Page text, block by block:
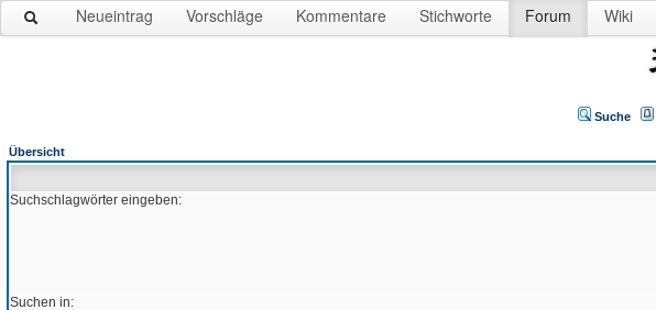
Neueintrag Vorschläge Kommentare Stichworte Forum Wiki
Suche
Übersicht
Suchschlagwörter eingeben:
Suchen in: